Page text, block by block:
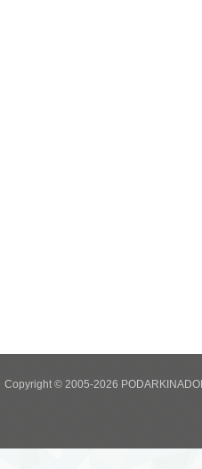
Copyright © 2005-2026